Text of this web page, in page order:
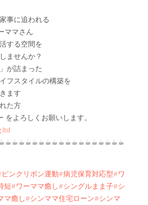
事に追われる
ママさん
する空間を
ませんか？
が詰まった
フスタイルの構築を
ます
た方
をよろしくお願いします。
ンクリボン運動#病児保育対応型#ワ
短#ワーママ癒し#シングルまま子#シ
マ癒し#シンママ住宅ローン#シンマ